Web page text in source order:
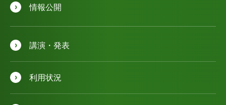
情報公開
講演・発表
利用状況